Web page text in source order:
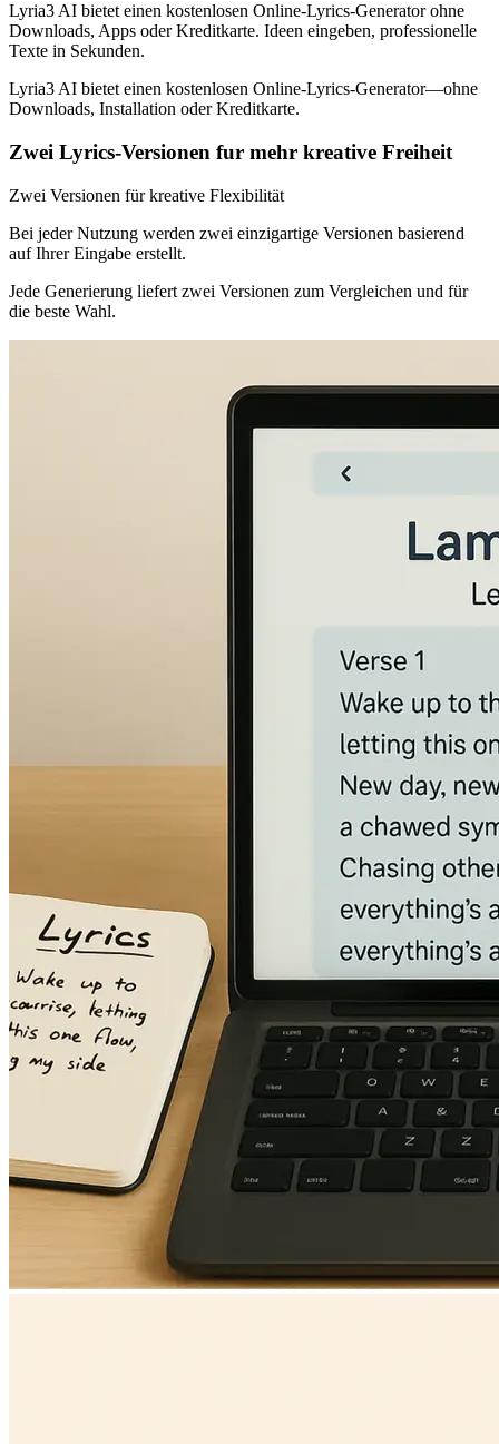
Lyria3 AI bietet einen kostenlosen Online-Lyrics-Generator ohne
Downloads, Apps oder Kreditkarte. Ideen eingeben, professionelle
Texte in Sekunden.
Lyria3 AI bietet einen kostenlosen Online-Lyrics-Generator—ohne
Downloads, Installation oder Kreditkarte.
Zwei Lyrics-Versionen fur mehr kreative Freiheit
Zwei Versionen für kreative Flexibilität
Bei jeder Nutzung werden zwei einzigartige Versionen basierend
auf Ihrer Eingabe erstellt.
Jede Generierung liefert zwei Versionen zum Vergleichen und für
die beste Wahl.